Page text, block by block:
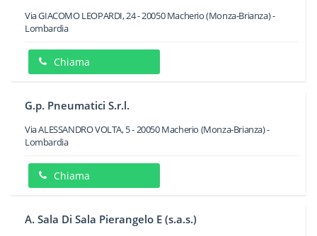
Via GIACOMO LEOPARDI, 24-20050 Macherio(Monza-Brianza) -
Lombardia
Chiama
G.p. Pneumatici S.r.l.
Via ALESSANDRO VOLTA, 5-20050Macherio (Monza-Brianza) -
Lombardia
Chiama
A. Sala Di Sala Pierangelo E (s.a.s.)